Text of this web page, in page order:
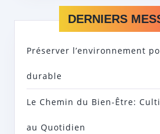
DERNIERS
Préserver l’environnement
durable
Le Chemin du Bien-Être:
au Quotidien